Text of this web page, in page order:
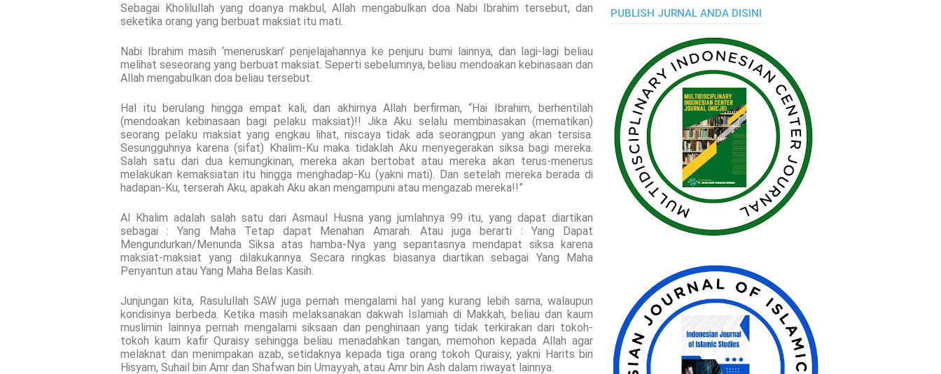
Sebagai Kholilullah yang doanya makbul, Allah mengabulkan doa Nabi Ibrahim tersebut, dan
seketika orang yang berbuat maksiat itu mati.
Nabi Ibrahim masih ‘meneruskan’ penjelajahannya ke penjuru bumi lainnya, dan lagi-lagi beliau
melihat seseorang yang berbuat maksiat. Seperti sebelumnya, beliau mendoakan kebinasaan dan
Allah mengabulkan doa beliau tersebut.
Hal itu berulang hingga empat kali, dan akhirnya Allah berfirman, “Hai Ibrahim, berhentilah
(mendoakan kebinasaan bagi pelaku maksiat)!! Jika Aku selalu membinasakan (mematikan)
seorang pelaku maksiat yang engkau lihat, niscaya tidak ada seorangpun yang akan tersisa.
Sesungguhnya karena (sifat) Khalim-Ku maka tidaklah Aku menyegerakan siksa bagi mereka.
Salah satu dari dua kemungkinan, mereka akan bertobat atau mereka akan terus-menerus
melakukan kemaksiatan itu hingga menghadap-Ku (yakni mati). Dan setelah mereka berada di
hadapan-Ku, terserah Aku, apakah Aku akan mengampuni atau mengazab mereka!!”
Al Khalim adalah salah satu dari Asmaul Husna yang jumlahnya 99 itu, yang dapat diartikan
sebagai : Yang Maha Tetap dapat Menahan Amarah. Atau juga berarti : Yang Dapat
Mengundurkan/Menunda Siksa atas hamba-Nya yang sepantasnya mendapat siksa karena
maksiat-maksiat yang dilakukannya. Secara ringkas biasanya diartikan sebagai Yang Maha
Penyantun atau Yang Maha Belas Kasih.
Junjungan kita, Rasulullah SAW juga pernah mengalami hal yang kurang lebih sama, walaupun
kondisinya berbeda. Ketika masih melaksanakan dakwah Islamiah di Makkah, beliau dan kaum
muslimin lainnya pernah mengalami siksaan dan penghinaan yang tidak terkirakan dari tokoh-
tokoh kaum kafir Quraisy sehingga beliau menadahkan tangan, memohon kepada Allah agar
melaknat dan menimpakan azab, setidaknya kepada tiga orang tokoh Quraisy, yakni Harits bin
Hisyam, Suhail bin Amr dan Shafwan bin Umayyah, atau Amr bin Ash dalam riwayat lainnya.
PUBLISH JURNAL ANDA DISINI